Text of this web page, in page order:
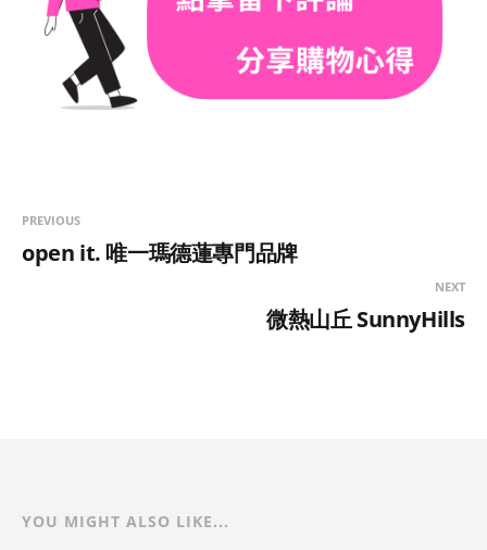
PREVIOUS
open it. 唯一瑪德蓮專門品牌
NEXT
微熱山丘 SunnyHills
YOU MIGHT ALSO LIKE...